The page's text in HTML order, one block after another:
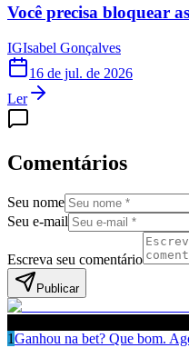
Você precisa bloquear
IGIsabel Gonçalves
16 de jul. de 2026
Ler
Comentários
Seu nome
Seu e-mail
Escreva seu comentário
Publicar
1Ganhou na bet? Que bom.